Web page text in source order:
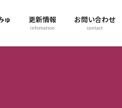
ゅ 更新情報
infomation
お問い合わせ
contact